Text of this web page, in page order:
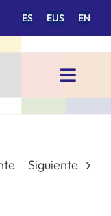
ES EUS EN
Toggle
Siguiente